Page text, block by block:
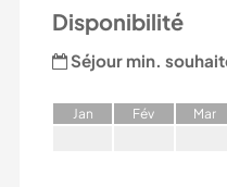
Disponibilité
Séjour min.
Jan Fév Mar